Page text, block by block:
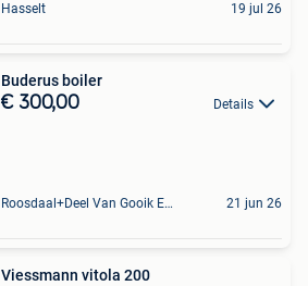
Hasselt 19 jul 26
Buderus boiler
€ 300,00 Details
Roosdaal+Deel Van Gooik En Sint-Kwintens-Lennik 21 jun 26
Viessmann vitola 200